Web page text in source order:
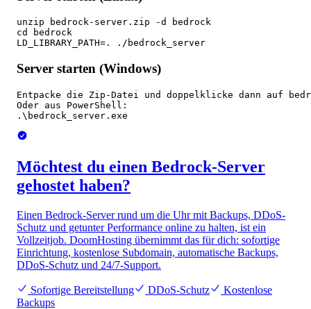
unzip bedrock-server.zip -d bedrock
cd bedrock
LD_LIBRARY_PATH=. ./bedrock_server
Server starten (Windows)
Entpacke die Zip-Datei und doppelklicke dann auf
Oder aus PowerShell:
.\bedrock_server.exe
Möchtest du einen Bedrock-Server
gehostet haben?
Einen Bedrock-Server rund um die Uhr mit Backups, DDoS-
Schutz und getunter Performance online zu halten, ist ein
Vollzeitjob. DoomHosting übernimmt das für dich: sofortige
Einrichtung, kostenlose Subdomain, automatische Backups,
DDoS-Schutz und 24/7-Support.
Sofortige Bereitstellung DDoS-Schutz
Kostenlose
Backups